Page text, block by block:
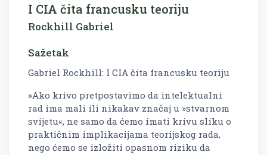
I CIA čita francusku teoriju
Rockhill Gabriel
Sažetak
Gabriel Rockhill: I CIA čita francusku teoriju
»Ako krivo pretpostavimo da intelektualni
rad ima mali ili nikakav značaj u »stvarnom
svijetu«, ne samo da ćemo imati krivu sliku o
praktičnim implikacijama teorijskog rada,
nego ćemo se izložiti opasnom riziku da